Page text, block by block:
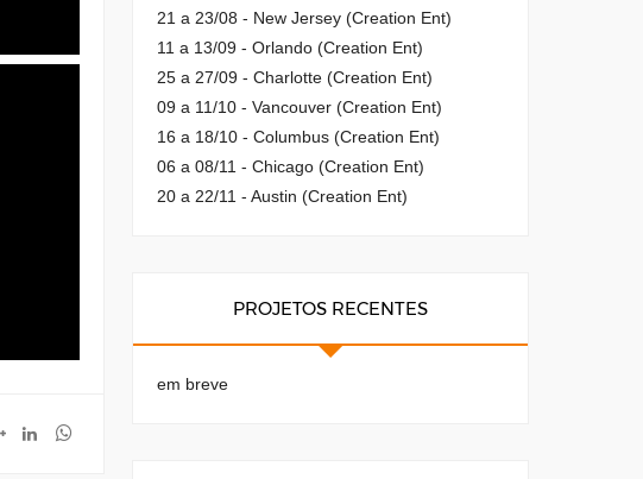
21 a 23/08 - New Jersey (Creation Ent)
11 a 13/09 - Orlando (Creation Ent)
25 a 27/09 - Charlotte (Creation Ent)
09 a 11/10 - Vancouver (Creation Ent)
16 a 18/10 - Columbus (Creation Ent)
06 a 08/11 - Chicago (Creation Ent)
20 a 22/11 - Austin (Creation Ent)
PROJETOS RECENTES
em breve